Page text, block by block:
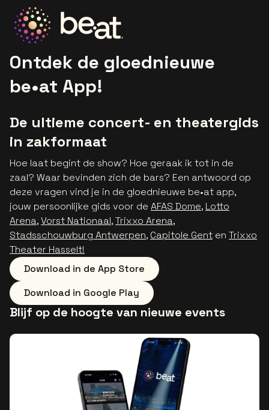
Ontdek de gloednieuwe
be•at App!
De ultieme concert- en theatergids
in zakformaat
Hoe laat begint de show? Hoe geraak ik tot in de
zaal? Waar bevinden zich de bars? Een antwoord op
deze vragen vind je in de gloednieuwe be•at app,
jouw persoonlijke gids voor de AFAS Dome, Lotto
Arena,Vorst Nationaal,Trixxo Arena,
Stadsschouwburg Antwerpen, Capitole Gent en Trixxo
Theater Hasselt!
Download in de App Store
Download in Google Play
Blijf op de hoogte van nieuwe events